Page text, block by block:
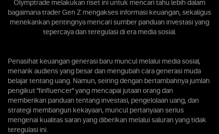
Olymptrade melakukan riset ini untuk mencari tahu lebih dalam
bagaimana trader Gen Z mengakses informasi keuangan, sekaligus
menekankan pentingnya mencari sumber panduan investasi yang
tepercaya dan teregulasi di era media sosial.
Penasihat keuangan generasi baru muncul melalui media sosial,
menarik audiens yang besar dan mengubah cara generasi muda
belajar tentang uang. Namun, seiring dengan bertambahnya jumlah
pengikut "finfluencer" yang mencapai jutaan orang dan
memberikan panduan tentang investasi, pengelolaan uang, dan
strategi membangun kekayaan, muncul pertanyaan serius
mengenai kualitas saran yang diberikan melalui saluran yang tidak
teregulasi ini.